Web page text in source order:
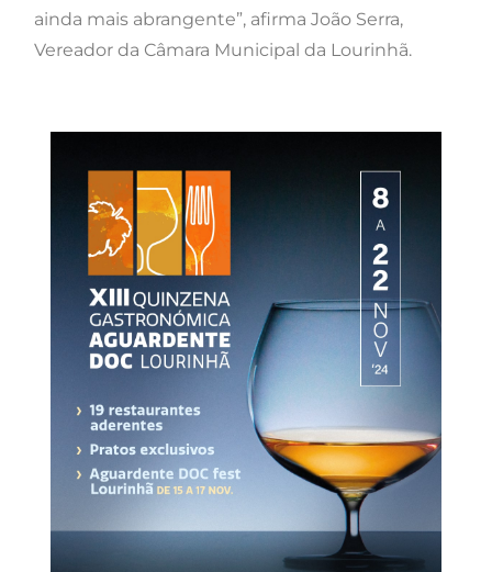
ainda mais abrangente”, afirma João Serra,
Vereador da Câmara Municipal da Lourinhã.